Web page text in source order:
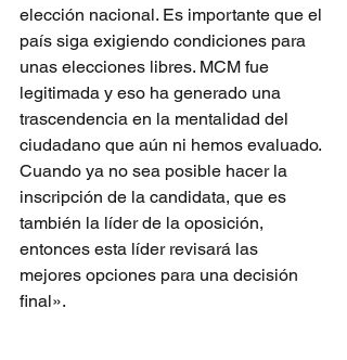
elección nacional. Es importante que el
país siga exigiendo condiciones para
unas elecciones libres. MCM fue
legitimada y eso ha generado una
trascendencia en la mentalidad del
ciudadano que aún ni hemos evaluado.
Cuando ya no sea posible hacer la
inscripción de la candidata, que es
también la líder de la oposición,
entonces esta líder revisará las
mejores opciones para una decisión
final».